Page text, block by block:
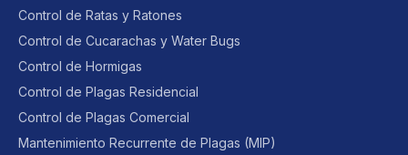
Control de Ratas y Ratones
Control de Cucarachas y Water Bugs
Control de Hormigas
Control de Plagas Residencial
Control de Plagas Comercial
Mantenimiento Recurrente de Plagas (MIP)